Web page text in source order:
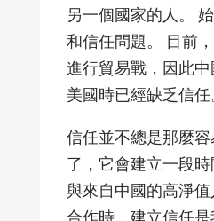
另一個國家的人。
和信任問題。 目前
進行貿易戰，因此
美國時已經缺乏信任
信任並不總是那麼
了，它會建立一段
與來自中國的高淨